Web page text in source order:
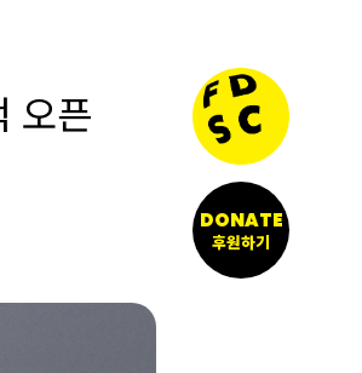
DONATE
후원하기
오픈